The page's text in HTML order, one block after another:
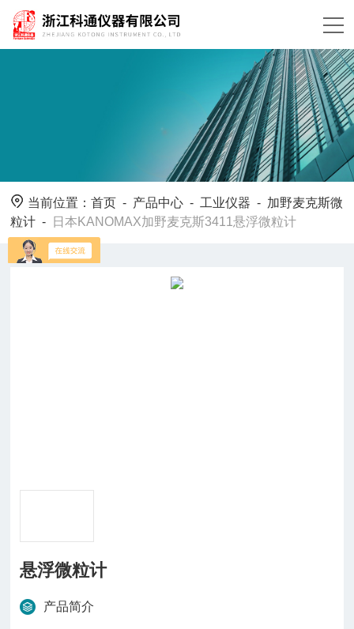
当前位置：首页 - 产品中心 - 工业仪器 - 加野麦克斯微
粒计 - 日本KANOMAX加野麦克斯3411悬浮微粒计
悬浮微粒计
产品简介